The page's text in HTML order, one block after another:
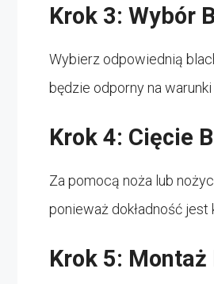
Krok 3: Wybór
Wybierz odpowiednią
będzie odporny na
Krok 4: Cięcie
Za pomocą noża lub
ponieważ dokładność jest
Krok 5: Montaż